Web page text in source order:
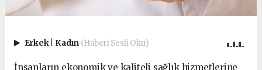
Erkek Kadın (Haberi Sesli Oku)
İnsanların ekonomik ve kaliteli sağlık hizmetlerine